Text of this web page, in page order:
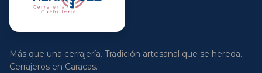
Más que una cerrajería. Tradición artesanal que se hereda.
Cerrajeros en Caracas.